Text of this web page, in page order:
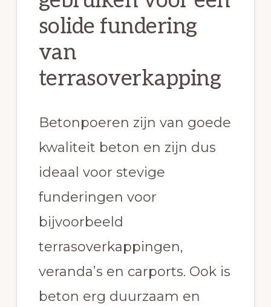
solide fundering
van
terrasoverkapping
Betonpoeren zijn van goede
kwaliteit beton en zijn dus
ideaal voor stevige
funderingen voor
bijvoorbeeld
terrasoverkappingen,
veranda’s en carports. Ook is
beton erg duurzaam en